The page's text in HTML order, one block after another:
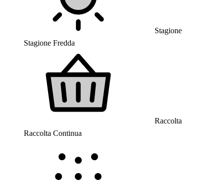
Stagione
Stagione Fredda
Raccolta
Raccolta Continua